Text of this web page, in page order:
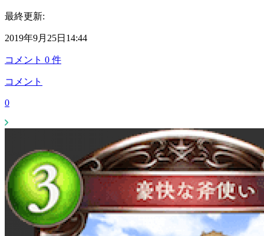
最終更新:
2019年9月25日14:44
コメント 0 件
コメント
0